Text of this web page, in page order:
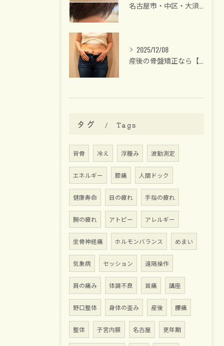
2025/12/08
タグ Tags
背骨 冷え 浮腫み 波動測定
エネルギー 膝痛 人間ドック
健康寿命 目の疲れ 手指の疲れ
腕の疲れ アトピー アレルギー
坐骨神経痛 ホルモンバランス めまい
気象病 セッション 遠隔操作
肩の痛み 体調不良 首痛 講座
野口整体 身体の歪み 産後 腰痛
整体 子宮内膜 名古屋 更年期